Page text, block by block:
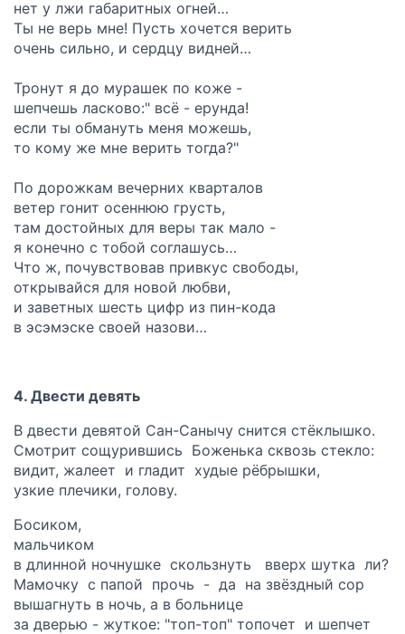
нет у лжи габаритных огней…
Ты не верь мне! Пусть хочется верить
очень сильно, и сердцу видней…
Тронут я до мурашек по коже -
шепчешь ласково:" всё - ерунда!
если ты обмануть меня можешь,
то кому же мне верить тогда?"
По дорожкам вечерних кварталов
ветер гонит осеннюю грусть,
там достойных для веры так мало -
я конечно с тобой соглашусь…
Что ж, почувствовав привкус свободы,
открывайся для новой любви,
и заветных шесть цифр из пин-кода
в эсэмэске своей назови…
4. Двести девять
В двести девятой Сан-Санычу снится стëклышко.
Смотрит сощурившись Боженька сквозь стекло:
видит, жалеет и гладит худые рёбрышки,
узкие плечики, голову.
Босиком,
мальчиком
в длинной ночнушке скользнуть вверх шутка ли?
Мамочку с папой прочь - да на звёздный сор
вышагнуть в ночь, а в больнице
за дверью - жуткое: "топ-топ" топочет и шепчет